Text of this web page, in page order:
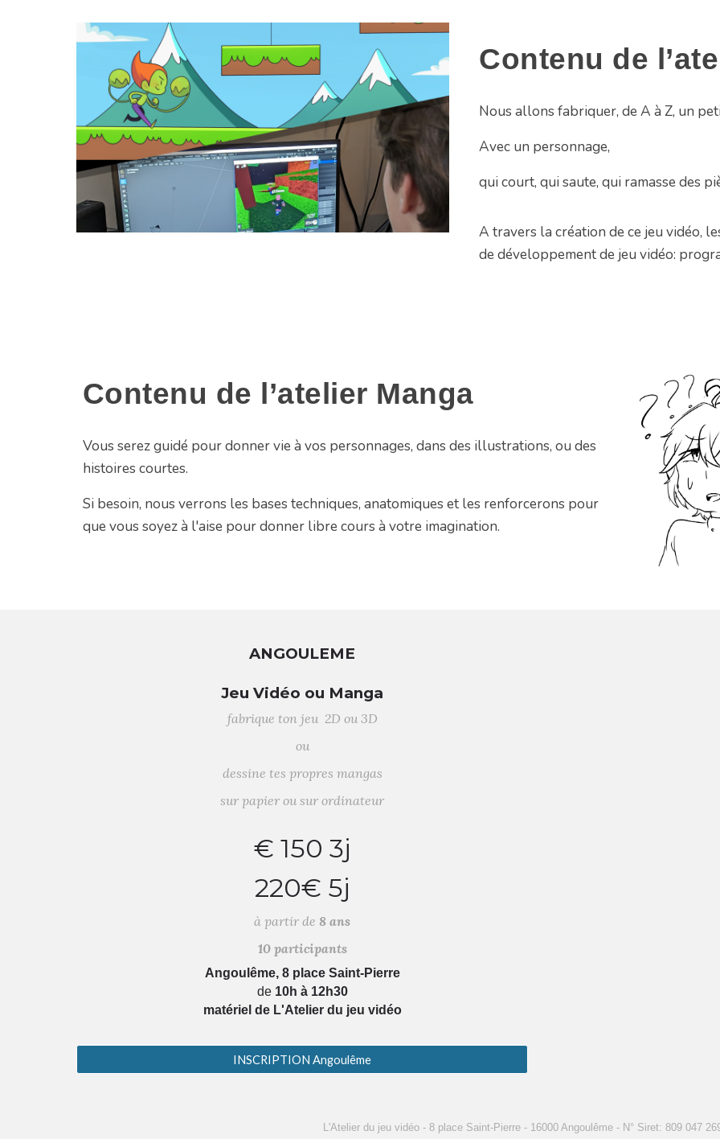
Contenu de
Nous allons fabriquer, de A à Z, un
Avec un personnage,
qui court, qui saute, qui ramasse des
A travers la création de ce jeu vidéo,
de développement de jeu vidéo:
Contenu de l’atelier Manga
Vous serez guidé pour donner vie à vos personnages, dans des illustrations, ou des
histoires courtes.
Si besoin, nous verrons les bases techniques, anatomiques et les renforcerons pour
que vous soyez à l'aise pour donner libre cours à votre imagination.
ANGOULEME
Jeu Vidéo ou Manga
fabrique ton jeu 2D ou 3D
ou
dessine tes propres mangas
sur papier ou sur ordinateur
€ 150 3j
220€ 5j
à partir de 8 ans
10 participants
Angoulême, 8 place Saint-Pierre
de 10h à 12h30
matériel de L'Atelier du jeu vidéo
INSCRIPTION Angoulême
L'Atelier du jeu vidéo - 8 place Saint-Pierre - 16000 Angoulême - N° Siret: 809 047